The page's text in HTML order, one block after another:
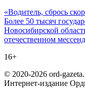
Навигация
по
записям
«Водитель, сбрось
Более 50 тысяч
Новосибирской
отечественном
16+
© 2020-2026 ord-
Интернет-издание